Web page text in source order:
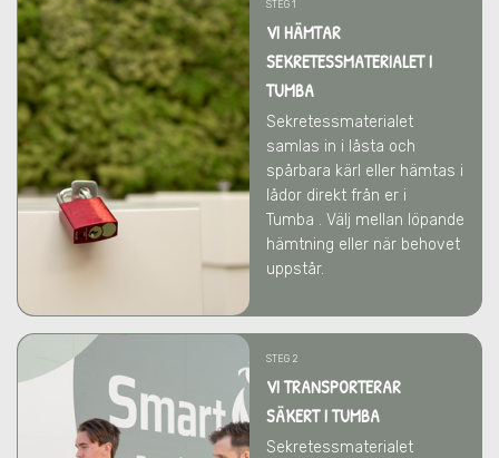
STEG 1
VI HÄMTAR
SEKRETESSMATERIALET I
TUMBA
Sekretessmaterialet
samlas in i låsta och
spårbara kärl eller hämtas i
lådor direkt från er i
Tumba . Välj mellan löpande
hämtning eller när behovet
uppstår.
STEG 2
VI TRANSPORTERAR
SÄKERT I TUMBA
Sekretessmaterialet